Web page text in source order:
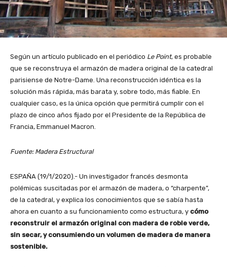
Según un artículo publicado en el periódico Le Point, es probable
que se reconstruya el armazón de madera original de la catedral
parisiense de Notre-Dame. Una reconstrucción idéntica es la
solución más rápida, más barata y, sobre todo, más fiable. En
cualquier caso, es la única opción que permitirá cumplir con el
plazo de cinco años fijado por el Presidente de la República de
Francia, Emmanuel Macron.
Fuente: Madera Estructural
ESPAÑA (19/1/2020).- Un investigador francés desmonta
polémicas suscitadas por el armazón de madera, o “charpente”,
de la catedral, y explica los conocimientos que se sabía hasta
ahora en cuanto a su funcionamiento como estructura, y cómo
reconstruir el armazón original con madera de roble verde,
sin secar, y consumiendo un volumen de madera de manera
sostenible.